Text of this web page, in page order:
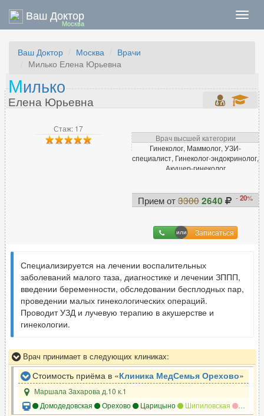
Ваш Доктор
Москва
Ваш Доктор Москва
Врачи
Милько Елена Юрьевна
Стаж: 17
Врач высшей категории
Гинеколог, Маммолог, УЗИ-
специалист, Гинеколог-эндокринолог,
Акушер-гинеколог
Прием от3300 2640 -20%
Записаться
Милько
Елена Юрьевна
Специализируется на лечении воспалительных
заболеваний малого таза, диагностике и лечении ЗППП,
введении беременности, обследовании бесплодных пар,
проведении малых гинекологических операций.
Проводит УЗД и лучевую терапию в акушерстве и
гинекологии.
Врач принимает в следующих клиниках:
Стоимость приёма в «Клиника МедСемья Орехово»
Маршала Захарова д.10 к.1
Домодедовская
Орехово Царицыно Шипиловская